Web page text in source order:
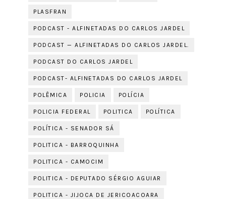
PLASFRAN
PODCAST - ALFINETADAS DO CARLOS JARDEL
PODCAST — ALFINETADAS DO CARLOS JARDEL.
PODCAST DO CARLOS JARDEL
PODCAST- ALFINETADAS DO CARLOS JARDEL
POLÊMICA POLICIA POLÍCIA
POLICIA FEDERAL POLITICA POLÍTICA
POLÍTICA - SENADOR SÁ
POLITICA - BARROQUINHA
POLITICA - CAMOCIM
POLITICA - DEPUTADO SÉRGIO AGUIAR
POLITICA - JIJOCA DE JERICOACOARA